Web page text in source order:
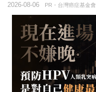
PR・台灣癌症基金會
2026-08-06